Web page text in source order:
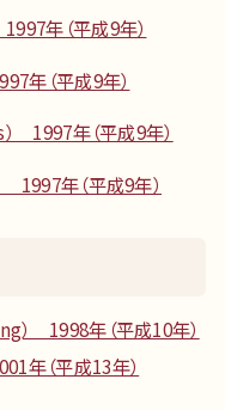
年（平成9年）
年（平成9年）
1997年（平成9年）
1997年（平成9年）
1998年（平成10年）
（平成13年）